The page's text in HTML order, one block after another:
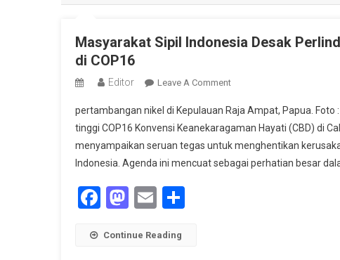
Masyarakat Sipil Indonesia Desak
di COP16
Editor Leave A CommentOn
Sipil
Indonesia
Desak
Perlindungan
pertambangan nikel di Kepulauan Raja Ampat, Papua. Foto
tinggi COP16 Konvensi Keanekaragaman Hayati (CBD) di
menyampaikan seruan tegas untuk menghentikan
Indonesia. Agenda ini mencuat sebagai perhatian besar
Facebook
Mastodon
Email
Continue Reading